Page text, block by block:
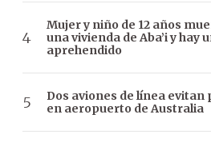
Mujer y niño de 12 años
una vivienda de Aba’i y hay
aprehendido
Dos aviones de línea evitan
en aeropuerto de Australia